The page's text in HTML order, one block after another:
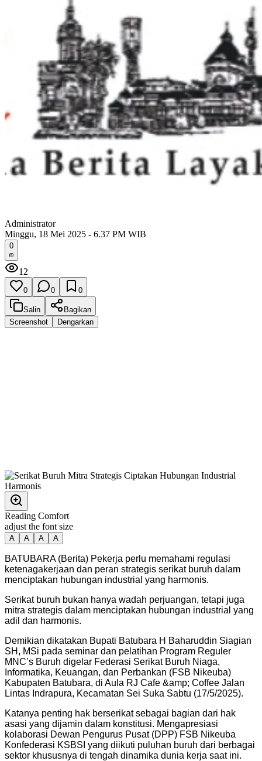
Administrator
Minggu, 18 Mei 2025 - 6.37 PM WIB
0
12
0 0 0
Salin
Bagikan
Screenshot
Dengarkan
Reading Comfort
adjust the font size
A A A A
BATUBARA (Berita) Pekerja perlu memahami regulasi
ketenagakerjaan dan peran strategis serikat buruh dalam
menciptakan hubungan industrial yang harmonis.
Serikat buruh bukan hanya wadah perjuangan, tetapi juga
mitra strategis dalam menciptakan hubungan industrial yang
adil dan harmonis.
Demikian dikatakan Bupati Batubara H Baharuddin Siagian
SH, MSi pada seminar dan pelatihan Program Reguler
MNC’s Buruh digelar Federasi Serikat Buruh Niaga,
Informatika, Keuangan, dan Perbankan (FSB Nikeuba)
Kabupaten Batubara, di Aula RJ Cafe &amp; Coffee Jalan
Lintas Indrapura, Kecamatan Sei Suka Sabtu (17/5/2025).
Katanya penting hak berserikat sebagai bagian dari hak
asasi yang dijamin dalam konstitusi. Mengapresiasi
kolaborasi Dewan Pengurus Pusat (DPP) FSB Nikeuba
Konfederasi KSBSI yang diikuti puluhan buruh dari berbagai
sektor khususnya di tengah dinamika dunia kerja saat ini.